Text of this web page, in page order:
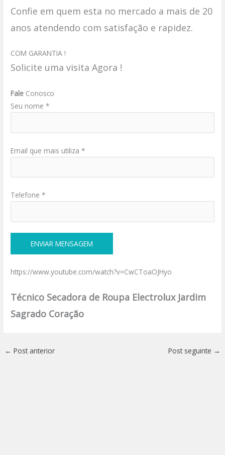
Confie em quem esta no mercado a mais de 20
anos atendendo com satisfação e rapidez.
COM GARANTIA !
Solicite uma visita Agora !
Fale Conosco
Seu nome *
Email que mais utiliza *
Telefone *
https://www.youtube.com/watch?v=CwCToaOJHyo
Técnico Secadora de Roupa Electrolux Jardim
Sagrado Coração
← Post anterior Post seguinte →